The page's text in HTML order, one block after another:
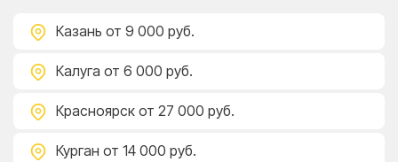
Казань от 9 000 руб.
Калуга от 6 000 руб.
Красноярск от 27 000 руб.
Курган от 14 000 руб.